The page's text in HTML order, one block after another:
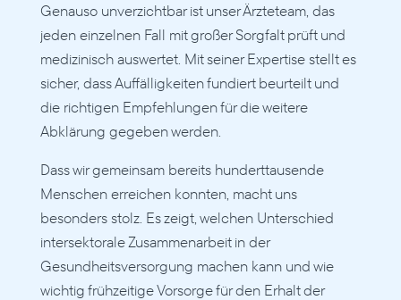
Genauso unverzichtbar ist unser Ärzteteam, das
jeden einzelnen Fall mit großer Sorgfalt prüft und
medizinisch auswertet. Mit seiner Expertise stellt es
sicher, dass Auffälligkeiten fundiert beurteilt und
die richtigen Empfehlungen für die weitere
Abklärung gegeben werden.
Dass wir gemeinsam bereits hunderttausende
Menschen erreichen konnten, macht uns
besonders stolz. Es zeigt, welchen Unterschied
intersektorale Zusammenarbeit in der
Gesundheitsversorgung machen kann und wie
wichtig frühzeitige Vorsorge für den Erhalt der